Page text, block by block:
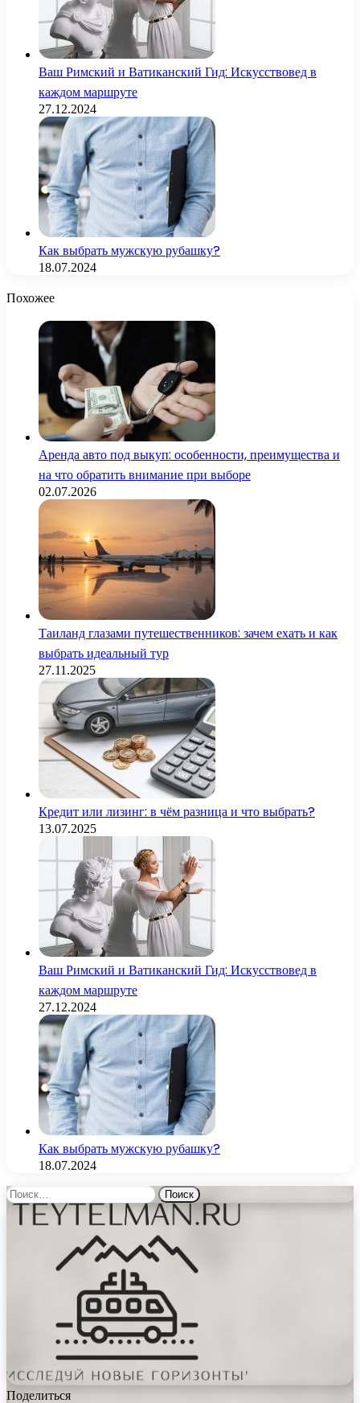
Ваш Римский и Ватиканский Гид: Искусствовед в
каждом маршруте
27.12.2024
Как выбрать мужскую рубашку?
18.07.2024
Похожее
Аренда авто под выкуп: особенности, преимущества и
на что обратить внимание при выборе
02.07.2026
Таиланд глазами путешественников: зачем ехать и как
выбрать идеальный тур
27.11.2025
Кредит или лизинг: в чём разница и что выбрать?
13.07.2025
Ваш Римский и Ватиканский Гид: Искусствовед в
каждом маршруте
27.12.2024
Как выбрать мужскую рубашку?
18.07.2024
Найти:
Поделиться